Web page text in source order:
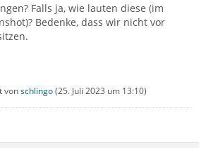
intern/Externe Software)
Falls ja, wie lauten diese (im
Bedenke, dass wir nicht vor
vonschlingo(25. Juli 2023 um 13:10)